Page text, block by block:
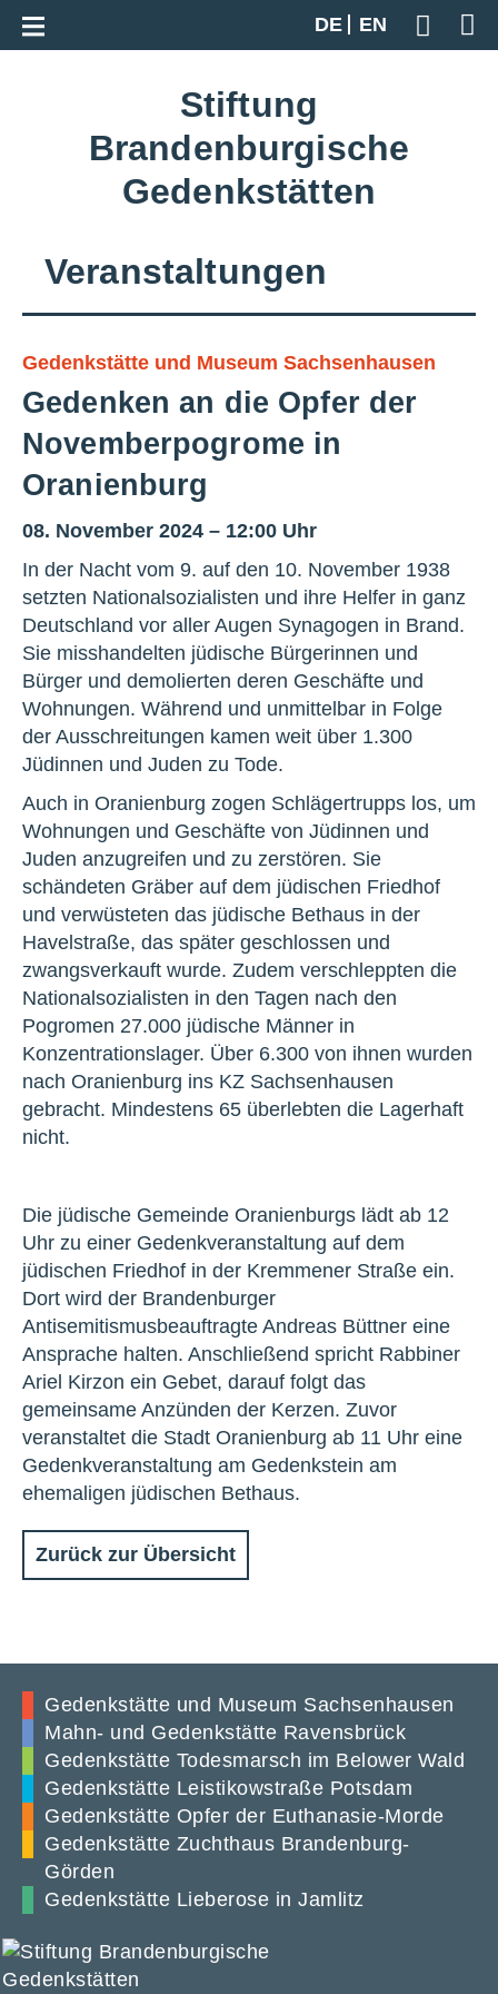
DE
EN
Geben
Zur Gesamtübersicht
Stiftung
Brandenburgische
Gedenkstätten
Veranstaltungen
Gedenkstätte und Museum Sachsenhausen
Gedenken an die Opfer der
Novemberpogrome in
Oranienburg
08. November 2024 – 12:00 Uhr
In der Nacht vom 9. auf den 10. November 1938
setzten Nationalsozialisten und ihre Helfer in ganz
Deutschland vor aller Augen Synagogen in Brand.
Sie misshandelten jüdische Bürgerinnen und
Bürger und demolierten deren Geschäfte und
Wohnungen. Während und unmittelbar in Folge
der Ausschreitungen kamen weit über 1.300
Jüdinnen und Juden zu Tode.
Auch in Oranienburg zogen Schlägertrupps los, um
Wohnungen und Geschäfte von Jüdinnen und
Juden anzugreifen und zu zerstören. Sie
schändeten Gräber auf dem jüdischen Friedhof
und verwüsteten das jüdische Bethaus in der
Havelstraße, das später geschlossen und
zwangsverkauft wurde. Zudem verschleppten die
Nationalsozialisten in den Tagen nach den
Pogromen 27.000 jüdische Männer in
Konzentrationslager. Über 6.300 von ihnen wurden
nach Oranienburg ins KZ Sachsenhausen
gebracht. Mindestens 65 überlebten die Lagerhaft
nicht.
Die jüdische Gemeinde Oranienburgs lädt ab 12
Uhr zu einer Gedenkveranstaltung auf dem
jüdischen Friedhof in der Kremmener Straße ein.
Dort wird der Brandenburger
Antisemitismusbeauftragte Andreas Büttner eine
Ansprache halten. Anschließend spricht Rabbiner
Ariel Kirzon ein Gebet, darauf folgt das
gemeinsame Anzünden der Kerzen. Zuvor
veranstaltet die Stadt Oranienburg ab 11 Uhr eine
Gedenkveranstaltung am Gedenkstein am
ehemaligen jüdischen Bethaus.
Zurück zur Übersicht
Gedenkstätte und Museum Sachsenhausen
Mahn- und Gedenkstätte Ravensbrück
Gedenkstätte Todesmarsch im Belower Wald
Gedenkstätte Leistikowstraße Potsdam
Gedenkstätte Opfer der Euthanasie-Morde
Gedenkstätte Zuchthaus Brandenburg-
Görden
Gedenkstätte Lieberose in Jamlitz